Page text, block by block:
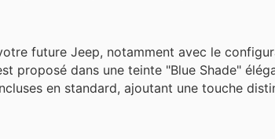
future Jeep, notamment avec le
proposé dans une teinte "Blue Shade"
en standard, ajoutant une touche